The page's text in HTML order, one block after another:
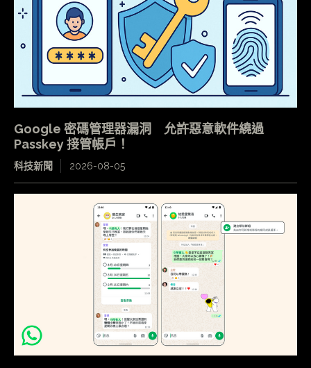
Google 密碼管理器漏洞 允許惡意軟件繞過
Passkey 接管帳戶！
科技新聞 2026-08-05